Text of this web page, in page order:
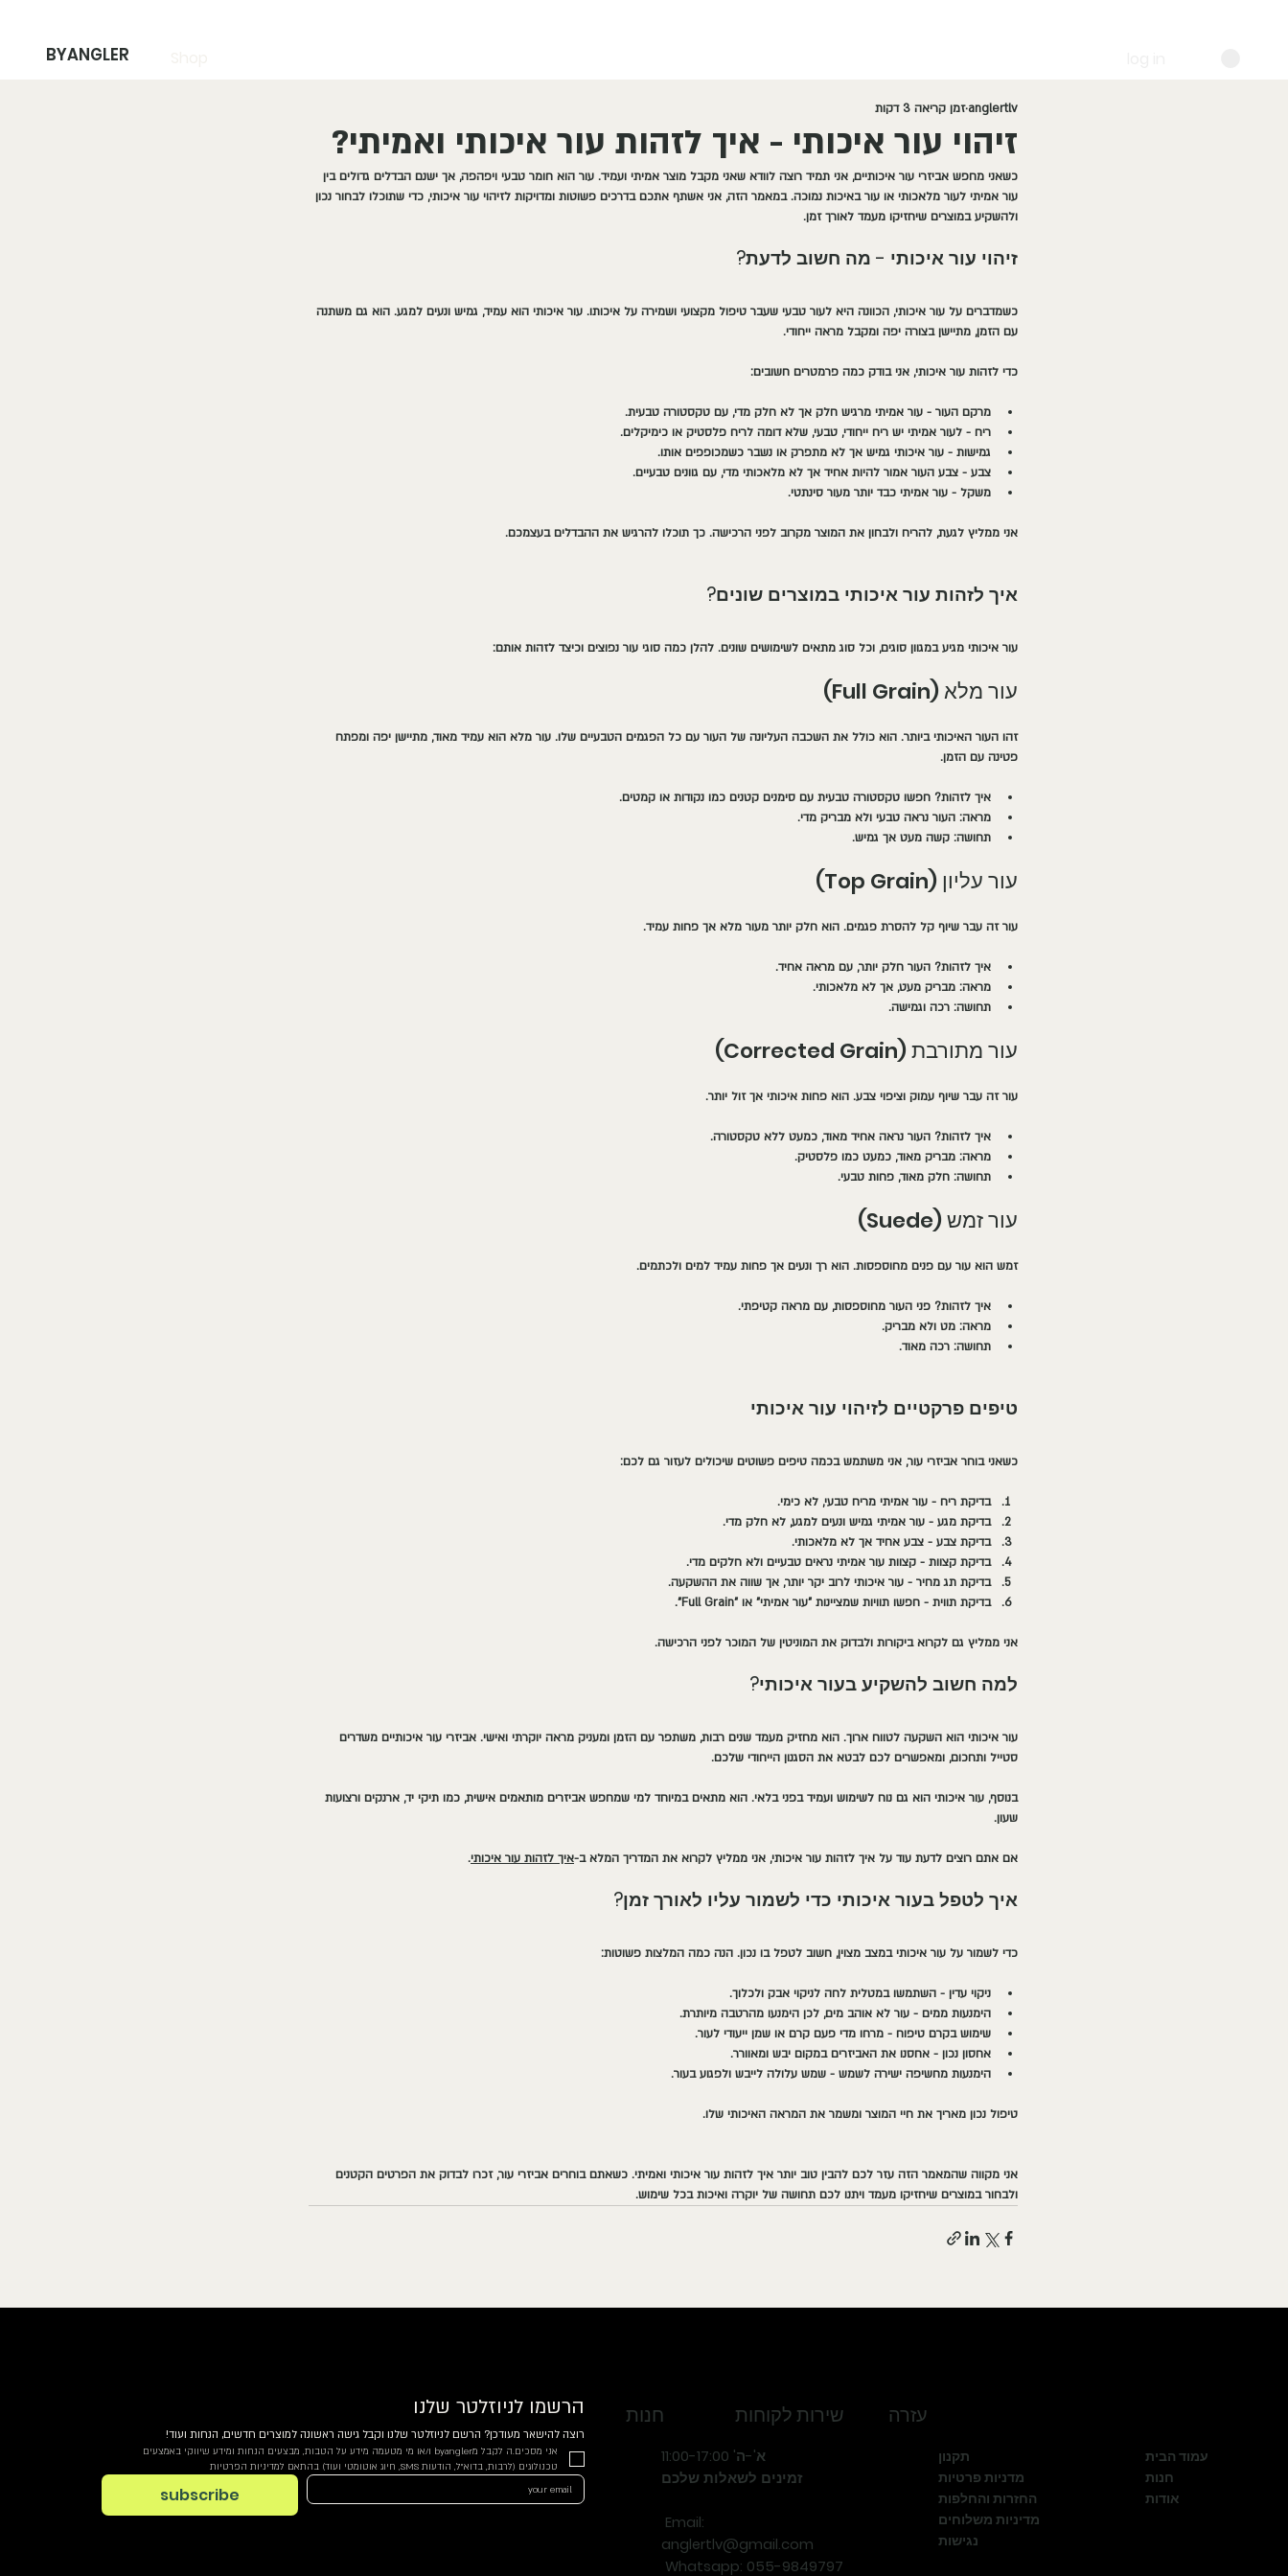
BYANGLER
זיהוי עור איכותי - איך לזהות עור איכותי ואמיתי?
anglertlv זמן קריאה 3 דקות
כשאני מחפש אביזרי עור איכותיים, אני תמיד רוצה לוודא שאני מקבל מוצר אמיתי ועמיד. עור הוא חומר טבעי ויפהפה, אך ישנם הבדלים גדולים בין
עור אמיתי לעור מלאכותי או עור באיכות נמוכה. במאמר הזה, אני אשתף אתכם בדרכים פשוטות ומדויקות לזיהוי עור איכותי, כדי שתוכלו לבחור נכון
ולהשקיע במוצרים שיחזיקו מעמד לאורך זמן.
זיהוי עור איכותי - מה חשוב לדעת?
כשמדברים על עור איכותי, הכוונה היא לעור טבעי שעבר טיפול מקצועי ושמירה על איכותו. עור איכותי הוא עמיד, גמיש ונעים למגע. הוא גם משתנה
עם הזמן, מתיישן בצורה יפה ומקבל מראה ייחודי.
כדי לזהות עור איכותי, אני בודק כמה פרמטרים חשובים:
מרקם העור - עור אמיתי מרגיש חלק אך לא חלק מדי, עם טקסטורה טבעית.
ריח - לעור אמיתי יש ריח ייחודי, טבעי, שלא דומה לריח פלסטיק או כימיקלים.
גמישות - עור איכותי גמיש אך לא מתפרק או נשבר כשמכופפים אותו.
צבע - צבע העור אמור להיות אחיד אך לא מלאכותי מדי, עם גוונים טבעיים.
משקל - עור אמיתי כבד יותר מעור סינתטי.
אני ממליץ לגעת, להריח ולבחון את המוצר מקרוב לפני הרכישה. כך תוכלו להרגיש את ההבדלים בעצמכם.
איך לזהות עור איכותי במוצרים שונים?
עור איכותי מגיע במגוון סוגים, וכל סוג מתאים לשימושים שונים. להלן כמה סוגי עור נפוצים וכיצד לזהות אותם:
עור מלא (Full Grain)
זהו העור האיכותי ביותר. הוא כולל את השכבה העליונה של העור עם כל הפגמים הטבעיים שלו. עור מלא הוא עמיד מאוד, מתיישן יפה ומפתח
פטינה עם הזמן.
איך לזהות? חפשו טקסטורה טבעית עם סימנים קטנים כמו נקודות או קמטים.
מראה: העור נראה טבעי ולא מבריק מדי.
תחושה: קשה מעט אך גמיש.
עור עליון (Top Grain)
עור זה עבר שיוף קל להסרת פגמים. הוא חלק יותר מעור מלא אך פחות עמיד.
איך לזהות? העור חלק יותר, עם מראה אחיד.
מראה: מבריק מעט, אך לא מלאכותי.
תחושה: רכה וגמישה.
עור מתורבת (Corrected Grain)
עור זה עבר שיוף עמוק וציפוי צבע. הוא פחות איכותי אך זול יותר.
איך לזהות? העור נראה אחיד מאוד, כמעט ללא טקסטורה.
מראה: מבריק מאוד, כמעט כמו פלסטיק.
תחושה: חלק מאוד, פחות טבעי.
עור זמש (Suede)
זמש הוא עור עם פנים מחוספסות. הוא רך ונעים אך פחות עמיד למים ולכתמים.
איך לזהות? פני העור מחוספסות, עם מראה קטיפתי.
מראה: מט ולא מבריק.
תחושה: רכה מאוד.
טיפים פרקטיים לזיהוי עור איכותי
כשאני בוחר אביזרי עור, אני משתמש בכמה טיפים פשוטים שיכולים לעזור גם לכם:
בדיקת ריח - עור אמיתי מריח טבעי, לא כימי.
בדיקת מגע - עור אמיתי גמיש ונעים למגע, לא חלק מדי.
בדיקת צבע - צבע אחיד אך לא מלאכותי.
בדיקת קצוות - קצוות עור אמיתי נראים טבעיים ולא חלקים מדי.
בדיקת תג מחיר - עור איכותי לרוב יקר יותר, אך שווה את ההשקעה.
בדיקת תווית - חפשו תוויות שמציינות "עור אמיתי" או "Full Grain".
אני ממליץ גם לקרוא ביקורות ולבדוק את המוניטין של המוכר לפני הרכישה.
למה חשוב להשקיע בעור איכותי?
עור איכותי הוא השקעה לטווח ארוך. הוא מחזיק מעמד שנים רבות, משתפר עם הזמן ומעניק מראה יוקרתי ואישי. אביזרי עור איכותיים משדרים
סטייל ותחכום, ומאפשרים לכם לבטא את הסגנון הייחודי שלכם.
בנוסף, עור איכותי הוא גם נוח לשימוש ועמיד בפני בלאי. הוא מתאים במיוחד למי שמחפש אביזרים מותאמים אישית, כמו תיקי יד, ארנקים ורצועות
שעון.
אם אתם רוצים לדעת עוד על איך לזהות עור איכותי, אני ממליץ לקרוא את המדריך המלא ב-איך לזהות עור איכותי.
איך לטפל בעור איכותי כדי לשמור עליו לאורך זמן?
כדי לשמור על עור איכותי במצב מצוין, חשוב לטפל בו נכון. הנה כמה המלצות פשוטות:
ניקוי עדין - השתמשו במטלית לחה לניקוי אבק ולכלוך.
הימנעות ממים - עור לא אוהב מים, לכן הימנעו מהרטבה מיותרת.
שימוש בקרם טיפוח - מרחו מדי פעם קרם או שמן ייעודי לעור.
אחסון נכון - אחסנו את האביזרים במקום יבש ומאוורר.
הימנעות מחשיפה ישירה לשמש - שמש עלולה לייבש ולפגוע בעור.
טיפול נכון מאריך את חיי המוצר ומשמר את המראה האיכותי שלו.
אני מקווה שהמאמר הזה עזר לכם להבין טוב יותר איך לזהות עור איכותי ואמיתי. כשאתם בוחרים אביזרי עור, זכרו לבדוק את הפרטים הקטנים
ולבחור במוצרים שיחזיקו מעמד ויתנו לכם תחושה של יוקרה ואיכות בכל שימוש.
חנות שירות לקוחות
עמוד הבית
חנות
אודות
א'-ה' 11:00-17:00
זמינים לשאלות שלכם
Email:
anglertlv@gmail.com
Whatsapp: 055-9849797
עזרה
תקנון
מדניות פרטיות
החזרות והחלפות
מדיניות משלוחים
נגישות
הרשמו לניוזלטר שלנו
רוצה להישאר מעודכן? הרשם לניוזלטר שלנו וקבל גישה ראשונה למוצרים חדשים, הנחות ועוד!
טכנולוגים (לרבות, בדוא"ל, הודעות SMS, חיוג אוטומטי ועוד) בהתאם למדיניות הפרטיות
subscribe